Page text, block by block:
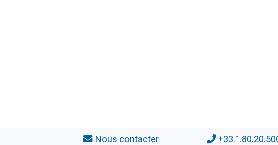
Nous contacter